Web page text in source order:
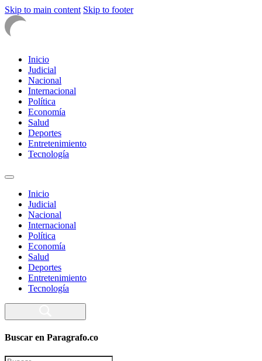
Skip to main content Skip to footer
Inicio
Judicial
Nacional
Internacional
Política
Economía
Salud
Deportes
Entretenimiento
Tecnología
Inicio
Judicial
Nacional
Internacional
Política
Economía
Salud
Deportes
Entretenimiento
Tecnología
Buscar en Paragrafo.co